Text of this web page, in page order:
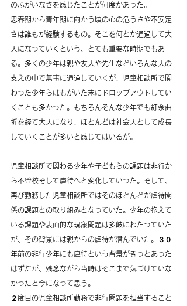
のふがいなさを感じたことが何度かあった。
思春期から青年期に向かう頃の心の危うさや不安定
さは誰もが経験するもの。そこを何とか通過して大
人になっていくという、とても重要な時期でもあ
る。多くの少年は親や友人や先生などいろんな人の
支えの中で無事に通過していくが、児童相談所で関
わった少年らはもがいた末にドロップアウトしてい
くことも多かった。もちろんそんな少年でも紆余曲
折を経て大人になり、ほとんどは社会人として成長
していくことが多いと感じてはいるが。
児童相談所で関わる少年や子どもらの課題は非行か
ら不登校そして虐待へと変化していった。そして、
再び勤務した児童相談所ではそのほとんどが虐待関
係の課題との取り組みとなっていた。少年の抱えて
いる課題や表面的な現象問題は多岐にわたっていた
が、その背景には親からの虐待が潜んでいた。３０
年前の非行少年にも虐待という背景がきっとあった
はずだが、残念ながら当時はそこまで気づけていな
かったと今になって思う。
２度目の児童相談所勤務で非行問題を担当すること